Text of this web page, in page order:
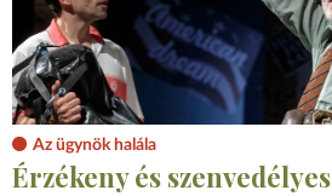
Az ügynök halála
Érzékeny és szenvedélyes